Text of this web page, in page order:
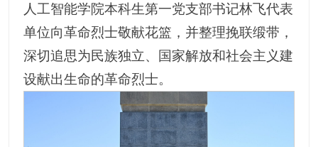
人工智能学院本科生第一党支部书记林飞代表
单位向革命烈士敬献花篮，并整理挽联缎带，
深切追思为民族独立、国家解放和社会主义建
设献出生命的革命烈士。